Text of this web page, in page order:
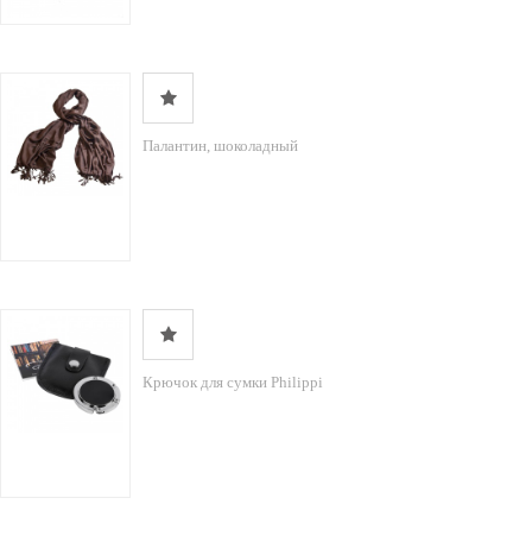
Палантин, шоколадный
Крючок для сумки Philippi